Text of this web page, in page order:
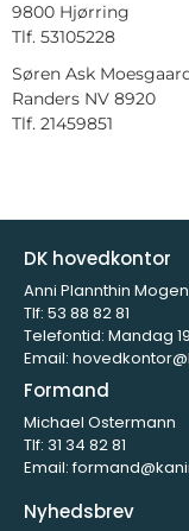
9800 Hjørring
Tlf. 53105228
Søren Ask
Randers NV 8920
Tlf. 21459851
DK hovedkontor
Anni Plannthin
Tlf: 53 88 82 81
Telefontid: Mandag
Email:
Formand
Michael Ostermann
Tlf: 31 34 82 81
Email:
Nyhedsbrev